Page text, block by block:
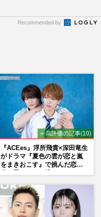
Recommended by
⭐ 高評価の記事(10)
『ACEes』浮所飛貴×深田竜生
がドラマ『夏色の雲が恋と嵐
をまきおこす』で挑んだ恋人